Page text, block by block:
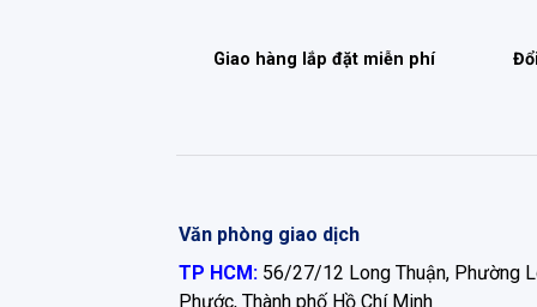
Giao hàng lắp đặt miễn phí
Văn phòng giao dịch
TP HCM: 56/27/12 Long Thuận, Phường
Phước, Thành phố Hồ Chí Minh